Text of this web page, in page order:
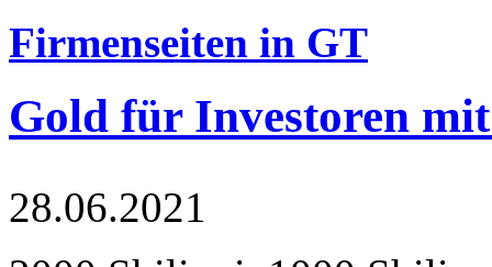
Firmenseiten in GT
Gold für Investoren
28.06.2021